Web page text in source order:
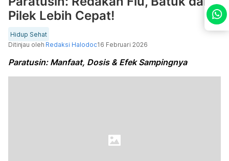
Pilek Lebih Cepat!
Hidup Sehat
Ditinjau oleh Redaksi Halodoc16 Februari 2026
Paratusin: Manfaat, Dosis & Efek Sampingnya